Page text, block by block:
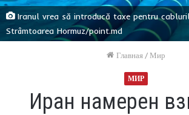
Iranul vrea să introducă taxe pentru
Strâmtoarea Hormuz/point.md
Главная / Мир
МИР
Иран намерен